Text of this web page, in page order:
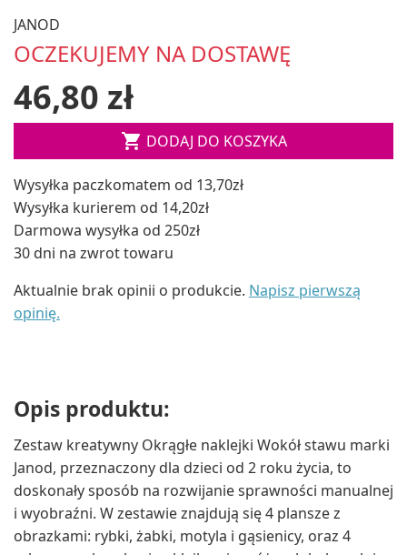
JANOD
OCZEKUJEMY NA DOSTAWĘ
46,80 zł
 DODAJ DO KOSZYKA
Wysyłka paczkomatem od 13,70zł
Wysyłka kurierem od 14,20zł
Darmowa wysyłka od 250zł
30 dni na zwrot towaru
Aktualnie brak opinii o produkcie. Napisz pierwszą
opinię.
Opis produktu:
Zestaw kreatywny Okrągłe naklejki Wokół stawu marki
Janod, przeznaczony dla dzieci od 2 roku życia, to
doskonały sposób na rozwijanie sprawności manualnej
i wyobraźni. W zestawie znajdują się 4 plansze z
obrazkami: rybki, żabki, motyla i gąsienicy, oraz 4